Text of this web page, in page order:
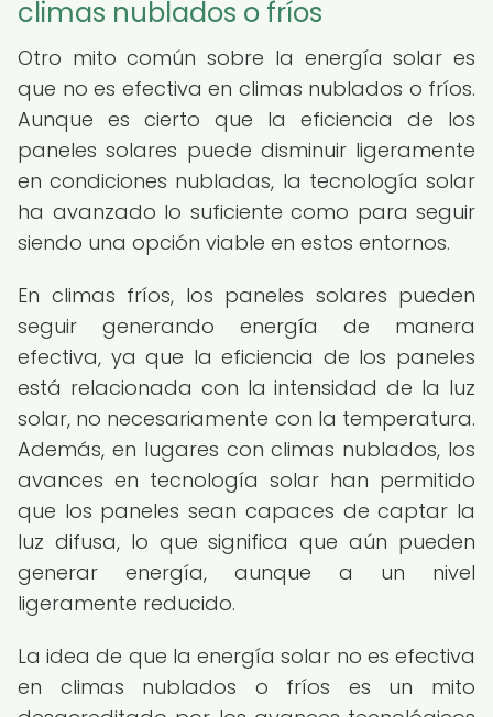
climas nublados o fríos
Otro mito común sobre la energía solar es
que no es efectiva en climas nublados o fríos.
Aunque es cierto que la eficiencia de los
paneles solares puede disminuir ligeramente
en condiciones nubladas, la tecnología solar
ha avanzado lo suficiente como para seguir
siendo una opción viable en estos entornos.
En climas fríos, los paneles solares pueden
seguir generando energía de manera
efectiva, ya que la eficiencia de los paneles
está relacionada con la intensidad de la luz
solar, no necesariamente con la temperatura.
Además, en lugares con climas nublados, los
avances en tecnología solar han permitido
que los paneles sean capaces de captar la
luz difusa, lo que significa que aún pueden
generar energía, aunque a un nivel
ligeramente reducido.
La idea de que la energía solar no es efectiva
en climas nublados o fríos es un mito